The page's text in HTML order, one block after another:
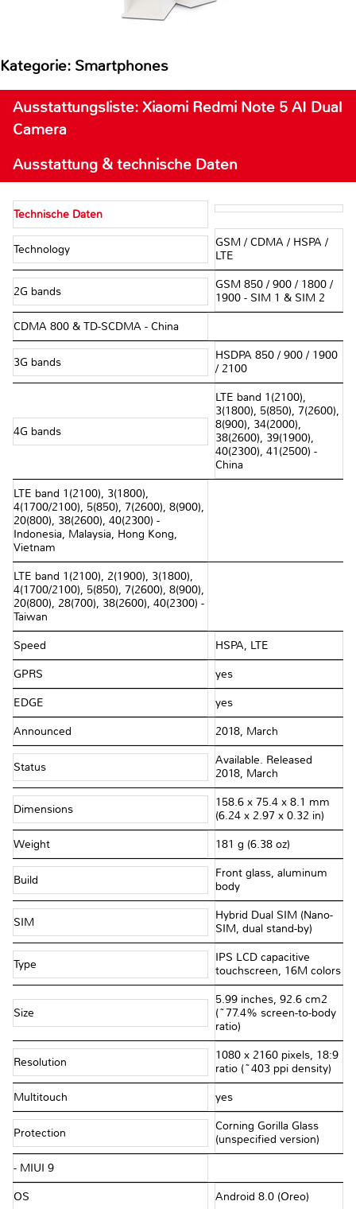
Kategorie: Smartphones
Ausstattungsliste: Xiaomi Redmi Note 5 AI Dual
Camera
Ausstattung & technische Daten
Technische Daten
Technology
GSM / CDMA / HSPA /
LTE
2G bands
GSM 850 / 900 / 1800 /
1900 - SIM 1 & SIM 2
CDMA 800 & TD-SCDMA - China
3G bands
HSDPA 850 / 900 / 1900
/ 2100
4G bands
LTE band 1(2100),
3(1800), 5(850), 7(2600),
8(900), 34(2000),
38(2600), 39(1900),
40(2300), 41(2500) -
China
LTE band 1(2100), 3(1800),
4(1700/2100), 5(850), 7(2600), 8(900),
20(800), 38(2600), 40(2300) -
Indonesia, Malaysia, Hong Kong,
Vietnam
LTE band 1(2100), 2(1900), 3(1800),
4(1700/2100), 5(850), 7(2600), 8(900),
20(800), 28(700), 38(2600), 40(2300) -
Taiwan
Speed HSPA, LTE
GPRS yes
EDGE yes
Announced 2018, March
Status
Available. Released
2018, March
Dimensions
158.6 x 75.4 x 8.1 mm
(6.24 x 2.97 x 0.32 in)
Weight 181 g (6.38 oz)
Build
Front glass, aluminum
body
SIM
Hybrid Dual SIM (Nano-
SIM, dual stand-by)
Type
IPS LCD capacitive
touchscreen, 16M colors
Size
5.99 inches, 92.6 cm2
(~77.4% screen-to-body
ratio)
Resolution
1080 x 2160 pixels, 18:9
ratio (~403 ppi density)
Multitouch yes
Protection
Corning Gorilla Glass
(unspecified version)
- MIUI 9
OS Android 8.0 (Oreo)